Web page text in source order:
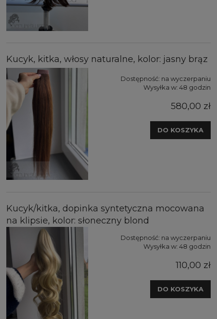
Kucyk, kitka, włosy naturalne, kolor: jasny brąz
Dostępność: na wyczerpaniu
Wysyłka w: 48 godzin
580,00 zł
DO KOSZYKA
Kucyk/kitka, dopinka syntetyczna mocowana
na klipsie, kolor: słoneczny blond
Dostępność: na wyczerpaniu
Wysyłka w: 48 godzin
110,00 zł
DO KOSZYKA